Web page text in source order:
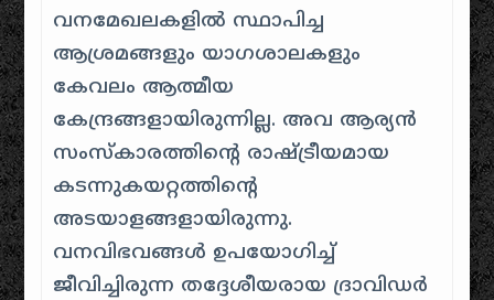
വനമേഖലകളിൽ സ്ഥാപിച്ച
ആശ്രമങ്ങളും യാഗശാലകളും
കേവലം ആത്മീയ
കേന്ദ്രങ്ങളായിരുന്നില്ല. അവ ആര്യൻ
സംസ്കാരത്തിന്റെ രാഷ്ട്രീയമായ
കടന്നുകയറ്റത്തിന്റെ
അടയാളങ്ങളായിരുന്നു.
വനവിഭവങ്ങൾ ഉപയോഗിച്ച്
ജീവിച്ചിരുന്ന തദ്ദേശീയരായ ദ്രാവിഡർ